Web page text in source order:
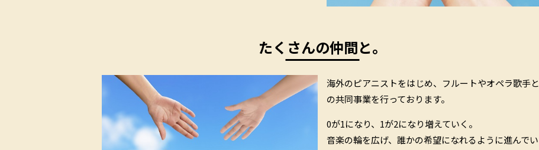
たくさんの仲間と。
海外のピアニストをはじめ、フルートやオペラ歌手と
の共同事業を行っております。
0が1になり、1が2になり増えていく。
音楽の輪を広げ、誰かの希望になれるように進んでい